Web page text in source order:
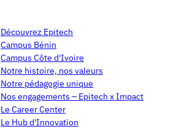
Découvrez Epitech
Campus Bénin
Campus Côte d'Ivoire
Notre histoire, nos valeurs
Notre pédagogie unique
Nos engagements – Epitech x Impact
Le Career Center
Le Hub d'Innovation